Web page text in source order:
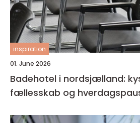
inspiration
01. June 2026
Badehotel i nordsjælland:
fællesskab og